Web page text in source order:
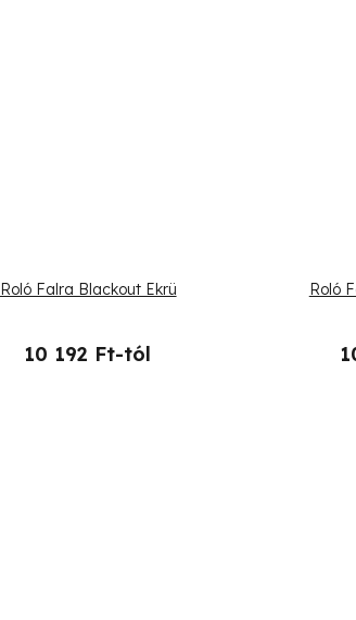
Roló Falra Blackout Ekrü
10 192 Ft-tól
Roló